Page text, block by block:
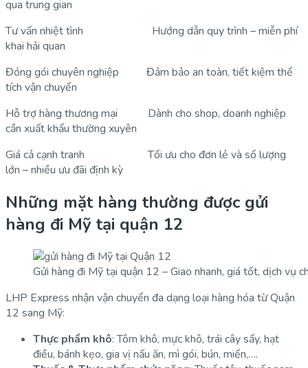
qua trung gian
Tư vấn nhiệt tình Hướng dẫn quy trình – miễn phí
khai hải quan
Đóng gói chuyên nghiệp Đảm bảo an toàn, tiết kiệm thể
tích vận chuyển
Hỗ trợ hàng thương mại Dành cho shop, doanh nghiệp
cần xuất khẩu thường xuyên
Giá cả cạnh tranh Tối ưu cho đơn lẻ và số lượng
lớn – nhiều ưu đãi định kỳ
Những mặt hàng thường được gửi
hàng đi Mỹ tại quận 12
Gửi hàng đi Mỹ tại quận 12 – Giao nhanh, giá tốt, dịch vụ
LHP Express nhận vận chuyển đa dạng loại hàng hóa từ Quận
12 sang Mỹ:
Thực phẩm khô: Tôm khô, mực khô, trái cây sấy, hạt
điều, bánh kẹo, gia vị nấu ăn, mì gói, bún, miến,….